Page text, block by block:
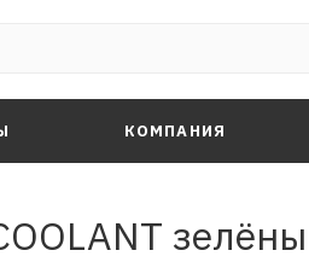
КОМПАНИЯ